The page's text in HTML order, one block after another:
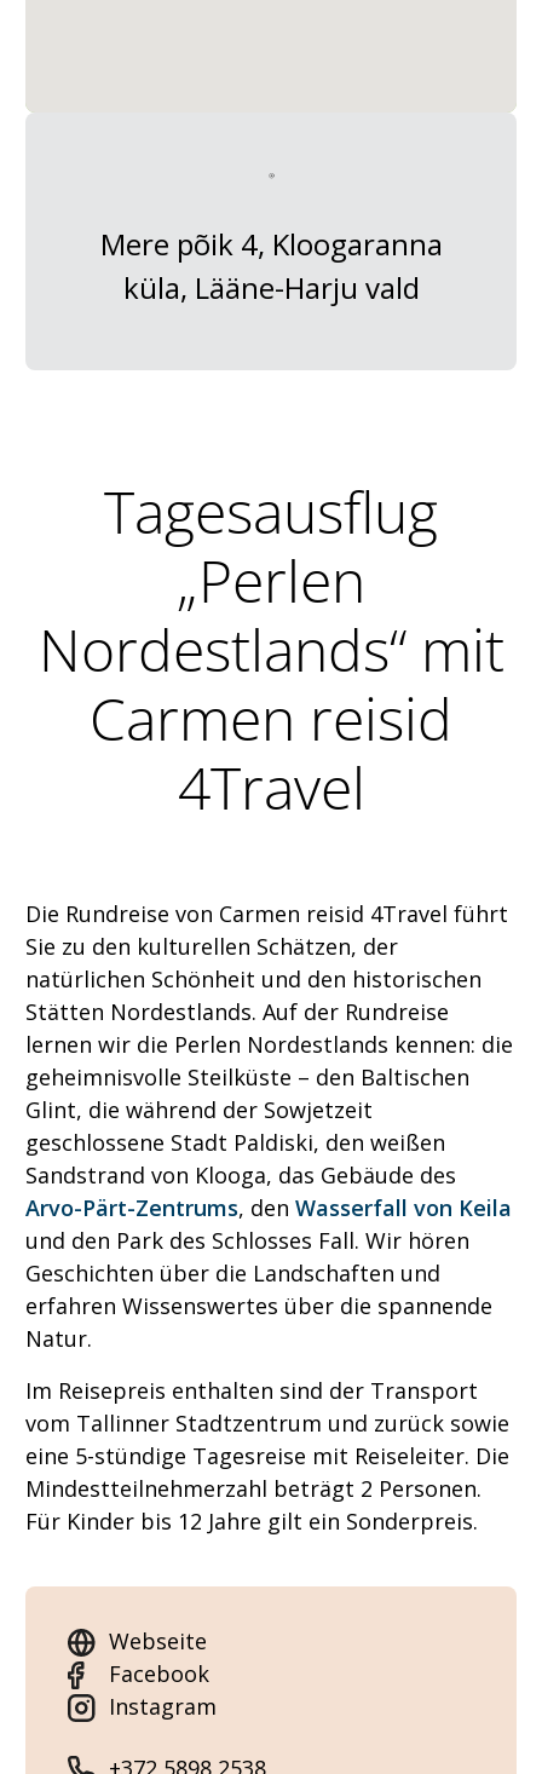
Mere põik 4, Kloogaranna
küla, Lääne-Harju vald
Tagesausflug
„Perlen
Nordestlands“ mit
Carmen reisid
4Travel
Die Rundreise von Carmen reisid 4Travel führt
Sie zu den kulturellen Schätzen, der
natürlichen Schönheit und den historischen
Stätten Nordestlands. Auf der Rundreise
lernen wir die Perlen Nordestlands kennen: die
geheimnisvolle Steilküste – den Baltischen
Glint, die während der Sowjetzeit
geschlossene Stadt Paldiski, den weißen
Sandstrand von Klooga, das Gebäude des
Arvo-Pärt-Zentrums, den Wasserfall von Keila
und den Park des Schlosses Fall. Wir hören
Geschichten über die Landschaften und
erfahren Wissenswertes über die spannende
Natur.
Im Reisepreis enthalten sind der Transport
vom Tallinner Stadtzentrum und zurück sowie
eine 5-stündige Tagesreise mit Reiseleiter. Die
Mindestteilnehmerzahl beträgt 2 Personen.
Für Kinder bis 12 Jahre gilt ein Sonderpreis.
Webseite
Facebook
Instagram
+372 5898 2538